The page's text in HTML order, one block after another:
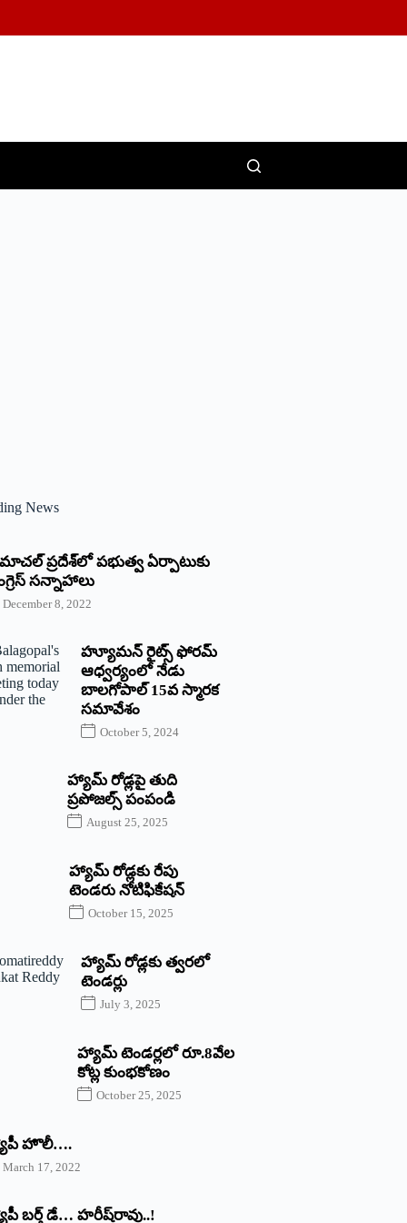
News
‌ప్రదేశ్‌లో పభుత్వ ఏర్పాటుకు
‌సన్నాహాలు
December 8, 2022
హ్యూమన్‌ రైట్స్‌ ఫోరమ్‌
ఆధ్వర్యంలో నేడు
బాలగోపాల్‌ 15వ స్మారక
సమావేశం
October 5, 2024
హ్యామ్‌ రోడ్లపై తుది
ప్రపోజల్స్‌ పంపండి
August 25, 2025
హ్యామ్‌ రోడ్లకు రేపు
టెండరు నోటిఫికేషన్‌
October 15, 2025
హ్యామ్‌ రోడ్లకు త్వరలో
టెండర్లు
July 3, 2025
హ్యామ్‌ ‌టెండర్లలో రూ.8వేల
కోట్ల కుంభకోణం
October 25, 2025
హొలీ….
March 17, 2022
బర్త్ ‌డే… హరీష్‌రావు..!